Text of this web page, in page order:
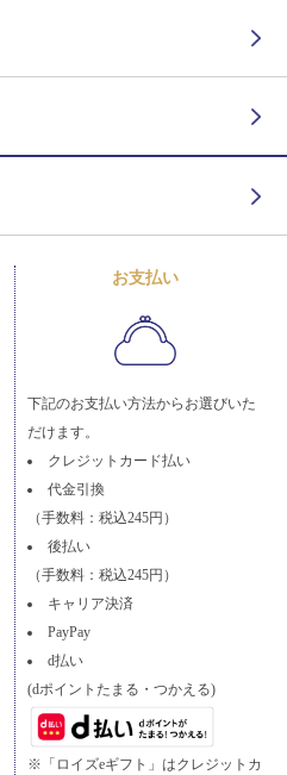
お支払い
下記のお支払い方法からお選びいた
だけます。
クレジットカード払い
代金引換
（手数料：税込245円）
後払い
（手数料：税込245円）
キャリア決済
PayPay
d払い
(dポイントたまる・つかえる)
※「ロイズeギフト」はクレジットカ